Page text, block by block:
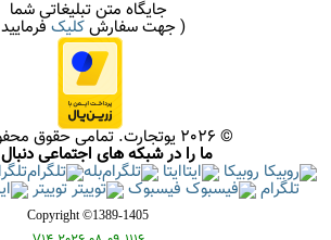
جایگاه متن تبلیغاتی شما
( جهت سفارشکلیک
© 2026 یوتجارت. تمامی حقوق محفوظ است.
ما را در شبکه های اجتماعی
روبیکا ایتا بله
تلگرام فیسبوک توییتر
Copyright ©1389-1405